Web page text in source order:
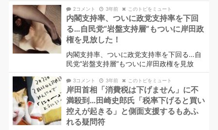
2コメント 3年前 このトピをミュート
内閣支持率、ついに政党支持率を下回
る…自民党“岩盤支持層”もついに岸田政
権を見放した！
内閣支持率、ついに政党支持率を下回る…自
民党“岩盤支持層”もついに岸田政権を見放
3コメント 3年前 このトピをミュート
岸田首相「消費税は下げません」に不
満殺到…田崎史郎氏「税率下げると買い
控えが起きる」と側面支援するもあふ
れる疑問符